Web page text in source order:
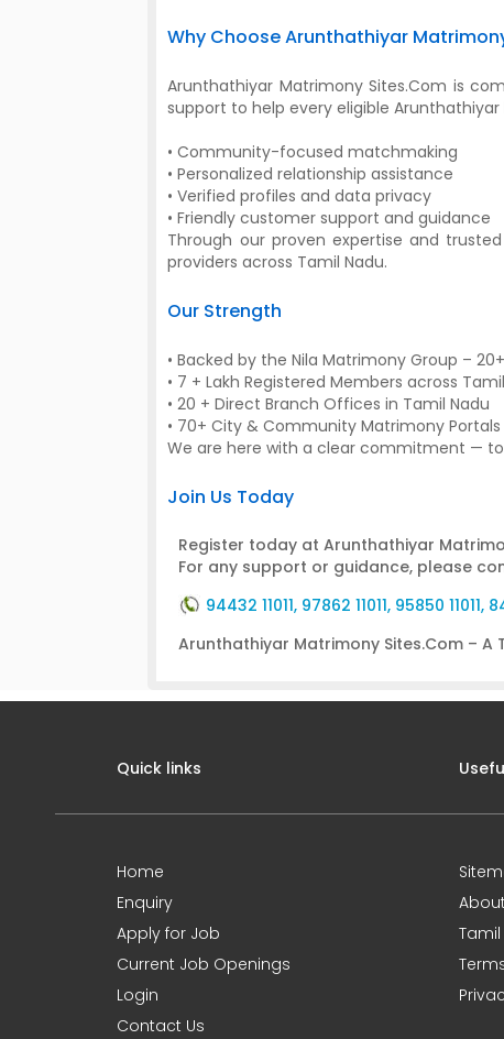
Why Choose Arunthathiyar
Arunthathiyar Matrimony Sites.Com is
support to help every eligible
• Community-focused matchmaking
• Personalized relationship assistance
• Verified profiles and data privacy
• Friendly customer support and guidance
Through our proven expertise and
providers across Tamil Nadu.
Our Strength
• Backed by the Nila Matrimony Group –
• 7 + Lakh Registered Members across
• 20 + Direct Branch Offices in Tamil Nadu
• 70+ City & Community Matrimony Portals
We are here with a clear commitment —
Join Us Today
Register today at Arunthathiyar
For any support or guidance, please
94432 11011, 97862 11011, 95850 11011,
Arunthathiyar Matrimony Sites.Com –
Quick links
Home
Enquiry
Apply for Job
Current Job Openings
Login
Contact Us